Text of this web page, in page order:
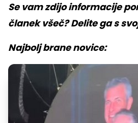
Se vam zdijo informacije
članek všeč? Delite ga s
Najbolj brane novice: